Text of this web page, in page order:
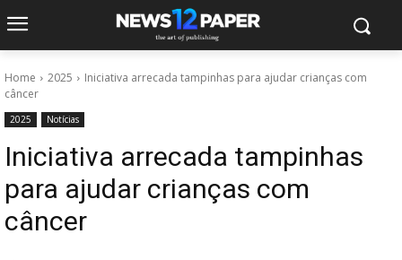
Home 2025
Iniciativa arrecada tampinhas para ajudar crianças com
câncer
2025 Notícias
Iniciativa arrecada tampinhas
para ajudar crianças com
câncer